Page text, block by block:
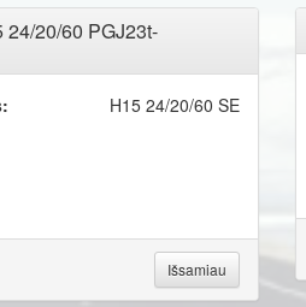
20/60 PGJ23t-
H15 24/20/60 SE
Išsamiau